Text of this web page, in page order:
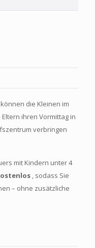
können die Kleinen im
ihren Vormittag in
verbringen
mit Kindern unter 4
, sodass Sie
– ohne zusätzliche